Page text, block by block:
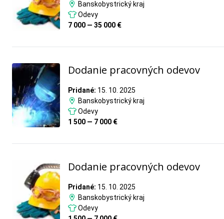
Banskobystrický kraj
Odevy
7 000 — 35 000 €
Dodanie pracovných odevov
Pridané: 15. 10. 2025
Banskobystrický kraj
Odevy
1 500 — 7 000 €
Dodanie pracovných odevov
Pridané: 15. 10. 2025
Banskobystrický kraj
Odevy